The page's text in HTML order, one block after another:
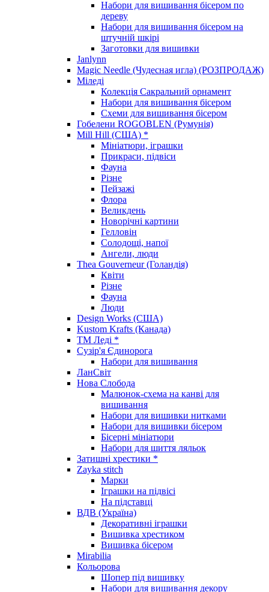
Набори для вишивання бісером по
дереву
Набори для вишивання бісером на
штучній шкірі
Заготовки для вишивки
Janlynn
Magic Needle (Чудесная игла) (РОЗПРОДАЖ)
Міледі
Колекція Сакральний орнамент
Набори для вишивання бісером
Схеми для вишивання бісером
Гобелени ROGOBLEN (Румунія)
Mill Hill (США) *
Мініатюри, іграшки
Прикраси, підвіси
Фауна
Різне
Пейзажі
Флора
Великдень
Новорічні картини
Гелловін
Солодощі, напої
Ангели, люди
Thea Gouverneur (Голандія)
Квіти
Різне
Фауна
Люди
Design Works (США)
Kustom Krafts (Канада)
ТМ Леді *
Сузір'я Єдинорога
Набори для вишивання
ЛанСвіт
Нова Слобода
Малюнок-схема на канві для
вишивання
Набори для вишивки нитками
Набори для вишивки бісером
Бісерні мініатюри
Набори для шиття ляльок
Затишні хрестики *
Zayka stitch
Марки
Іграшки на підвісі
На підставці
ВДВ (Україна)
Декоративні іграшки
Вишивка хрестиком
Вишивка бісером
Mirabilia
Кольорова
Шопер під вишивку
Набори для вишивання декору